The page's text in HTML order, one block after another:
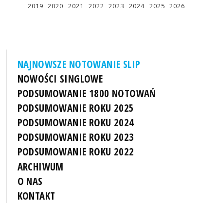
2019 2020 2021 2022 2023 2024 2025 2026
NAJNOWSZE NOTOWANIE SLIP
NOWOŚCI SINGLOWE
PODSUMOWANIE 1800 NOTOWAŃ
PODSUMOWANIE ROKU 2025
PODSUMOWANIE ROKU 2024
PODSUMOWANIE ROKU 2023
PODSUMOWANIE ROKU 2022
ARCHIWUM
O NAS
KONTAKT